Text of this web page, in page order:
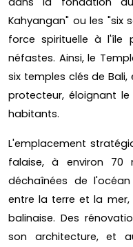
Kahyangan" ou les "six
force spirituelle à l'île
néfastes. Ainsi, le
six temples clés de
protecteur, éloignant
habitants.
L'emplacement
falaise, à environ 70
déchaînées de
entre la terre et la
balinaise. Des
son architecture, et